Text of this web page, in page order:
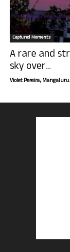
Captured Moments
A rare and
sky over...
Violet Pereira,